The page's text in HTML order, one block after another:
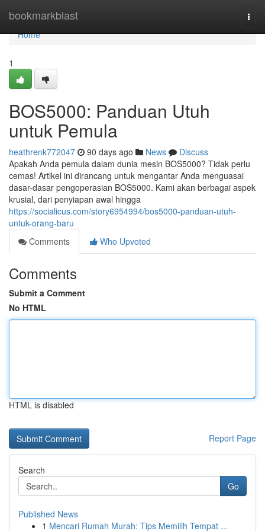
bookmarkblast
Home
Home
1
BOS5000: Panduan Utuh
untuk Pemula
heathrenk772047 90 days ago News
Discuss
Apakah Anda pemula dalam dunia mesin BOS5000? Tidak perlu
cemas! Artikel ini dirancang untuk mengantar Anda menguasai
dasar-dasar pengoperasian BOS5000. Kami akan berbagai aspek
krusial, dari penyiapan awal hingga
https://socialicus.com/story6954994/bos5000-panduan-utuh-
untuk-orang-baru
Comments
Who Upvoted
Comments
Submit a Comment
No HTML
HTML is disabled
Report Page
Search
Go
Published News
1 Mencari Rumah Murah: Tips Memilih Tempat ...